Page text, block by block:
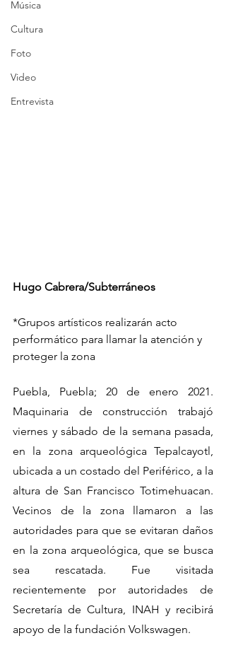
Música
Cultura
Foto
Video
Entrevista
Hugo Cabrera/Subterráneos
*Grupos artísticos realizarán acto
performático para llamar la atención y
proteger la zona
Puebla, Puebla; 20 de enero 2021.
Maquinaria de construcción trabajó
viernes y sábado de la semana pasada,
en la zona arqueológica Tepalcayotl,
ubicada a un costado del Periférico, a la
altura de San Francisco Totimehuacan.
Vecinos de la zona llamaron a las
autoridades para que se evitaran daños
en la zona arqueológica, que se busca
sea rescatada. Fue visitada
recientemente por autoridades de
Secretaría de Cultura, INAH y recibirá
apoyo de la fundación Volkswagen.